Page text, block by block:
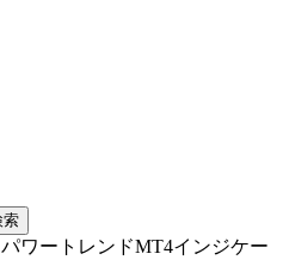
パワートレンドMT4インジケー